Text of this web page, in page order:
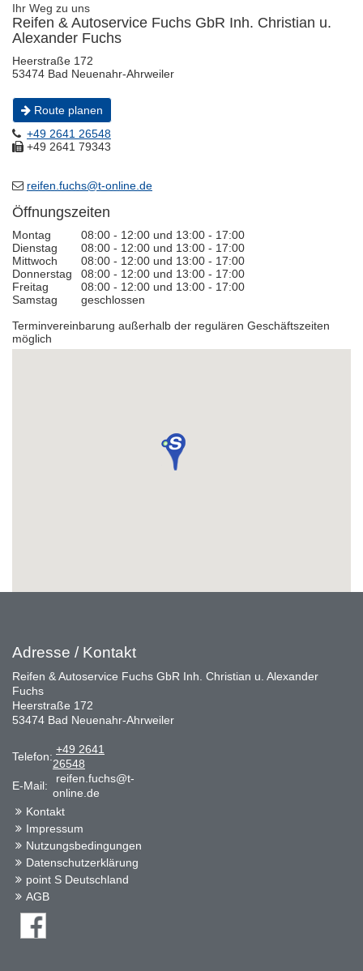
Ihr Weg zu uns
Reifen & Autoservice Fuchs GbR Inh. Christian u.
Alexander Fuchs
Heerstraße 172
53474 Bad Neuenahr-Ahrweiler
Route planen
+49 2641 26548
+49 2641 79343
reifen.fuchs@t-online.de
Öffnungszeiten
Montag
08:00 - 12:00 und 13:00 - 17:00
Dienstag
08:00 - 12:00 und 13:00 - 17:00
Mittwoch
08:00 - 12:00 und 13:00 - 17:00
Donnerstag
08:00 - 12:00 und 13:00 - 17:00
Freitag
08:00 - 12:00 und 13:00 - 17:00
Samstag
geschlossen
Terminvereinbarung außerhalb der regulären Geschäftszeiten
möglich
Adresse / Kontakt
Reifen & Autoservice Fuchs GbR Inh. Christian u. Alexander
Fuchs
Heerstraße 172
53474 Bad Neuenahr-Ahrweiler
Telefon:
+49 2641
26548
E-Mail:
reifen.fuchs@t-
online.de
Kontakt
Impressum
Nutzungsbedingungen
Datenschutzerklärung
point S Deutschland
AGB